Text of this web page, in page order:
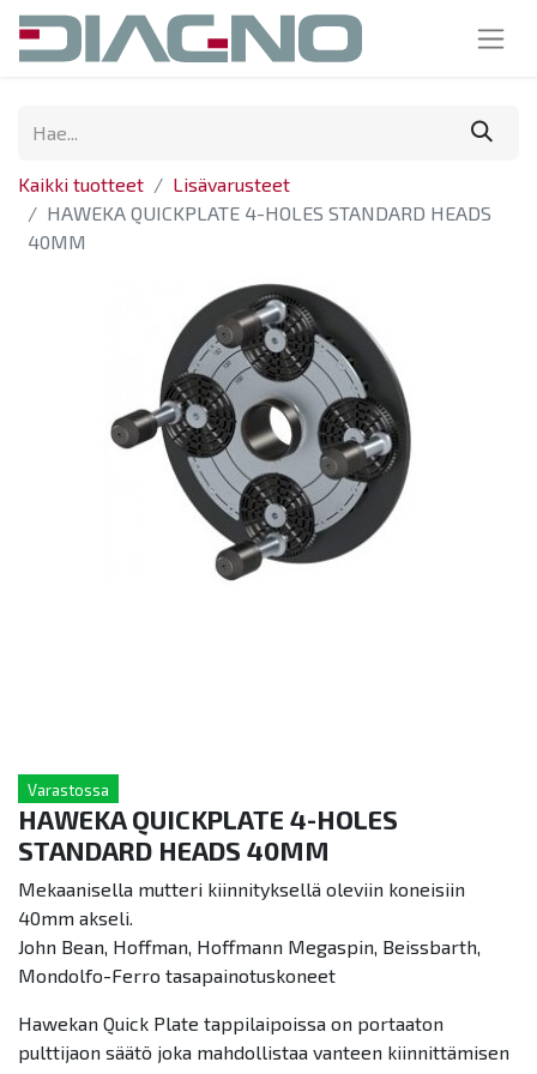
Kaikki tuotteet
Lisävarusteet
HAWEKA QUICKPLATE 4-HOLES STANDARD HEADS
40MM
Varastossa
HAWEKA QUICKPLATE 4-HOLES
STANDARD HEADS 40MM
Mekaanisella mutteri kiinnityksellä oleviin koneisiin
40mm akseli.
John Bean, Hoffman, Hoffmann Megaspin, Beissbarth,
Mondolfo-Ferro tasapainotuskoneet
Hawekan Quick Plate tappilaipoissa on portaaton
pulttijaon säätö joka mahdollistaa vanteen kiinnittämisen